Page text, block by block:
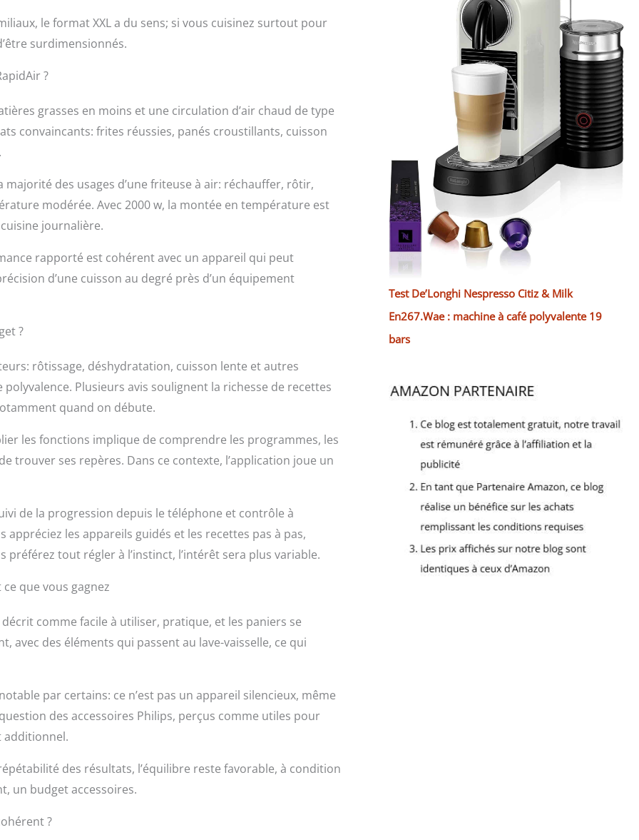
le format XXL a du sens; si vous cuisinez surtout pour
surdimensionnés.
?
grasses en moins et une circulation d’air chaud de type
convaincants: frites réussies, panés croustillants, cuisson
des usages d’une friteuse à air: réchauffer, rôtir,
modérée. Avec 2000 w, la montée en température est
journalière.
rapporté est cohérent avec un appareil qui peut
d’une cuisson au degré près d’un équipement
?
rôtissage, déshydratation, cuisson lente et autres
Plusieurs avis soulignent la richesse de recettes
quand on débute.
les fonctions implique de comprendre les programmes, les
trouver ses repères. Dans ce contexte, l’application joue un
de la progression depuis le téléphone et contrôle à
les appareils guidés et les recettes pas à pas,
préférez tout régler à l’instinct, l’intérêt sera plus variable.
que vous gagnez
comme facile à utiliser, pratique, et les paniers se
des éléments qui passent au lave-vaisselle, ce qui
par certains: ce n’est pas un appareil silencieux, même
des accessoires Philips, perçus comme utiles pour
additionnel.
des résultats, l’équilibre reste favorable, à condition
un budget accessoires.
?
Test De’Longhi Nespresso Citiz & Milk
En267.Wae : machine à café polyvalente 19
bars